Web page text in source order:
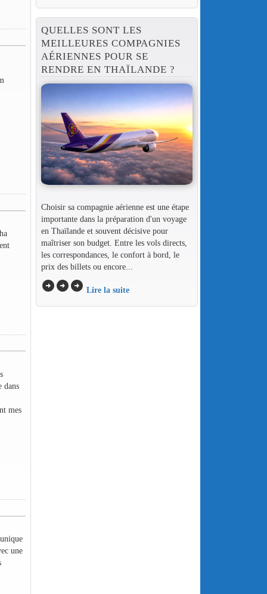
dans
mes
une
QUELLES SONT LES
MEILLEURES COMPAGNIES
AÉRIENNES POUR SE
RENDRE EN THAÏLANDE ?
Choisir sa compagnie aérienne est une étape
importante dans la préparation d'un voyage
en Thaïlande et souvent décisive pour
maîtriser son budget. Entre les vols directs,
les correspondances, le confort à bord, le
prix des billets ou encore...
arrow_circle_rightarrow_circle_rightarrow_circle_right Lire la suite